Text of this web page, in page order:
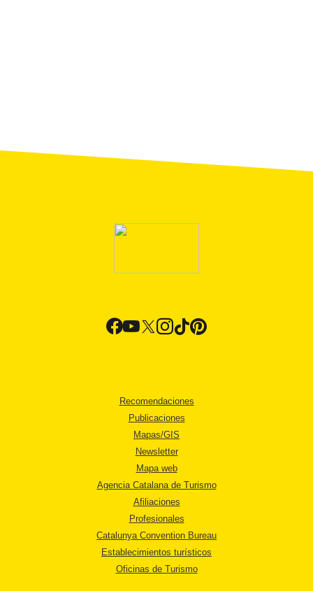
Recomendaciones
Publicaciones
Mapas/GIS
Newsletter
Mapa web
Agencia Catalana de Turismo
Afiliaciones
Profesionales
Catalunya Convention Bureau
Establecimientos turísticos
Oficinas de Turismo